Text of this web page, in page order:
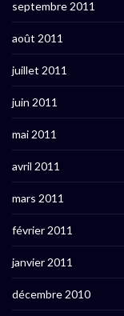
septembre 2011
août 2011
juillet 2011
juin 2011
mai 2011
avril 2011
mars 2011
février 2011
janvier 2011
décembre 2010